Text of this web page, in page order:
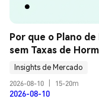
Por que o Plano
sem Taxas de
Insights de Mercado
2026-08-10
15-20m
2026-08-10